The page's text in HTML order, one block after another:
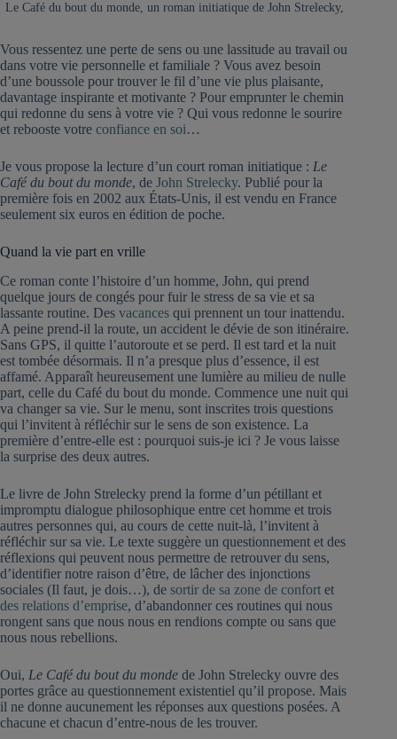
Le Café du bout du monde, un roman initiatique de John Strelecky,
Vous ressentez une perte de sens ou une lassitude au travail ou
dans votre vie personnelle et familiale ? Vous avez besoin
d’une boussole pour trouver le fil d’une vie plus plaisante,
davantage inspirante et motivante ? Pour emprunter le chemin
qui redonne du sens à votre vie ? Qui vous redonne le sourire
et rebooste votre confiance en soi…
Je vous propose la lecture d’un court roman initiatique : Le
Café du bout du monde, de John Strelecky. Publié pour la
première fois en 2002 aux États-Unis, il est vendu en France
seulement six euros en édition de poche.
Quand la vie part en vrille
Ce roman conte l’histoire d’un homme, John, qui prend
quelque jours de congés pour fuir le stress de sa vie et sa
lassante routine. Des vacances qui prennent un tour inattendu.
A peine prend-il la route, un accident le dévie de son itinéraire.
Sans GPS, il quitte l’autoroute et se perd. Il est tard et la nuit
est tombée désormais. Il n’a presque plus d’essence, il est
affamé. Apparaît heureusement une lumière au milieu de nulle
part, celle du Café du bout du monde. Commence une nuit qui
va changer sa vie. Sur le menu, sont inscrites trois questions
qui l’invitent à réfléchir sur le sens de son existence. La
première d’entre-elle est : pourquoi suis-je ici ? Je vous laisse
la surprise des deux autres.
Le livre de John Strelecky prend la forme d’un pétillant et
impromptu dialogue philosophique entre cet homme et trois
autres personnes qui, au cours de cette nuit-là, l’invitent à
réfléchir sur sa vie. Le texte suggère un questionnement et des
réflexions qui peuvent nous permettre de retrouver du sens,
d’identifier notre raison d’être, de lâcher des injonctions
sociales (Il faut, je dois…), de sortir de sa zone de confort et
des relations d’emprise, d’abandonner ces routines qui nous
rongent sans que nous nous en rendions compte ou sans que
nous nous rebellions.
Oui, Le Café du bout du monde de John Strelecky ouvre des
portes grâce au questionnement existentiel qu’il propose. Mais
il ne donne aucunement les réponses aux questions posées. A
chacune et chacun d’entre-nous de les trouver.